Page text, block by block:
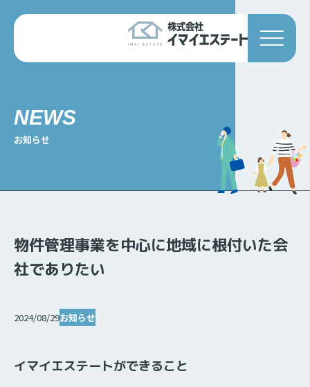
NEWS
お知らせ
物件管理事業を中心に地域に根付いた会
社でありたい
2024/08/29お知らせ
イマイエステートができること